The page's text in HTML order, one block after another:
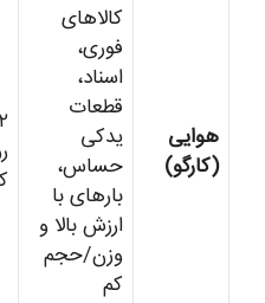
هوایی
(کارگو)
کالاهای
فوری،
اسناد،
قطعات
یدکی
حساس،
بارهای با
ارزش بالا و
وزن/حجم
کم